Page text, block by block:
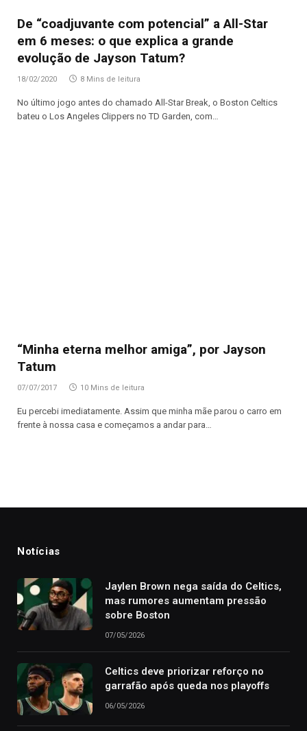
De “coadjuvante com potencial” a All-Star
em 6 meses: o que explica a grande
evolução de Jayson Tatum?
18/02/2020 8 Mins de leitura
No último jogo antes do chamado All-Star Break, o Boston Celtics
bateu o Los Angeles Clippers no TD Garden, com…
“Minha eterna melhor amiga”, por Jayson
Tatum
07/07/2017 10 Mins de leitura
Eu percebi imediatamente. Assim que minha mãe parou o carro em
frente à nossa casa e começamos a andar para…
Notícias
Jaylen Brown nega saída do Celtics,
mas rumores aumentam pressão
sobre Boston
07/05/2026
Celtics deve priorizar reforço no
garrafão após queda nos playoffs
06/05/2026